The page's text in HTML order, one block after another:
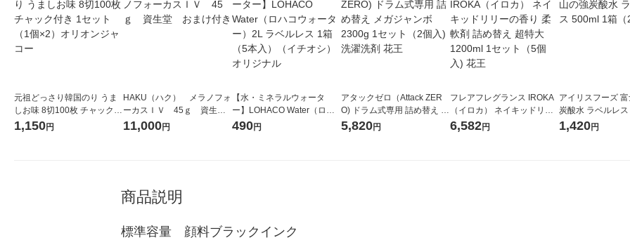
元祖どっさり韓国のり うま
しお味 8切100枚 チャック付
き 1セット（1個×2）オリオ
1,150円
HAKU（ハク） メラノフォ
ーカスＩＶ 45ｇ 資生
堂 おまけ付き
11,000円
【水・ミネラルウォータ
ー】LOHACO Water（ロハ
コウォーター）2L ラベルレ
490円
アタックゼロ（Attack ZER
O) ドラム式専用 詰め替え メ
ガジャンボ 2300g 1セット
5,820円
フレアフレグランス IROKA
（イロカ） ネイキッドリリ
ーの香り 柔軟剤 詰め替え 超
6,582円
アイリスフーズ
炭酸水 ラベルレ
箱（24本入）
1,420円
商品説明
標準容量　顔料ブラックインク